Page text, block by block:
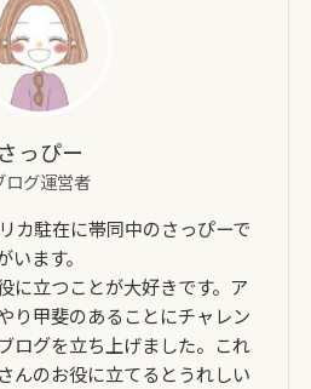
さっぴー
ログ運営者
カ駐在に帯同中のさっぴーで
ます。
に立つことが大好きです。ア
り甲斐のあることにチャレン
ログを立ち上げました。これ
んのお役に立てるとうれしい